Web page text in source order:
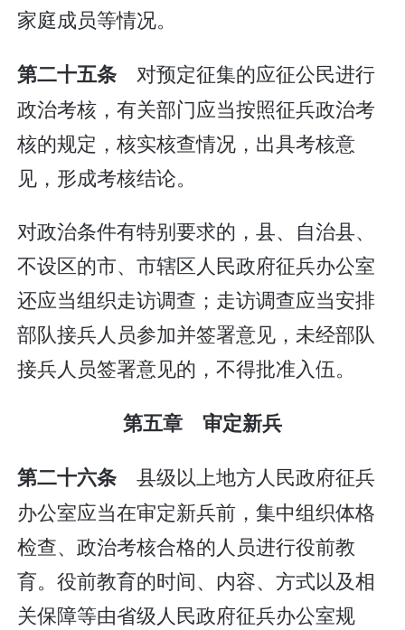
家庭成员等情况。
第二十五条 对预定征集的应征公民进行
政治考核，有关部门应当按照征兵政治考
核的规定，核实核查情况，出具考核意
见，形成考核结论。
对政治条件有特别要求的，县、自治县、
不设区的市、市辖区人民政府征兵办公室
还应当组织走访调查；走访调查应当安排
部队接兵人员参加并签署意见，未经部队
接兵人员签署意见的，不得批准入伍。
第五章 审定新兵
第二十六条 县级以上地方人民政府征兵
办公室应当在审定新兵前，集中组织体格
检查、政治考核合格的人员进行役前教
育。役前教育的时间、内容、方式以及相
关保障等由省级人民政府征兵办公室规